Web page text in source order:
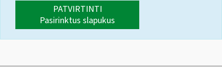
PATVIRTINTI
Pasirinktus slapukus